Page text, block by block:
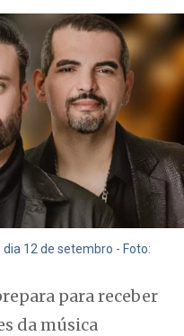
12 de setembro - Foto:
para receber
da música